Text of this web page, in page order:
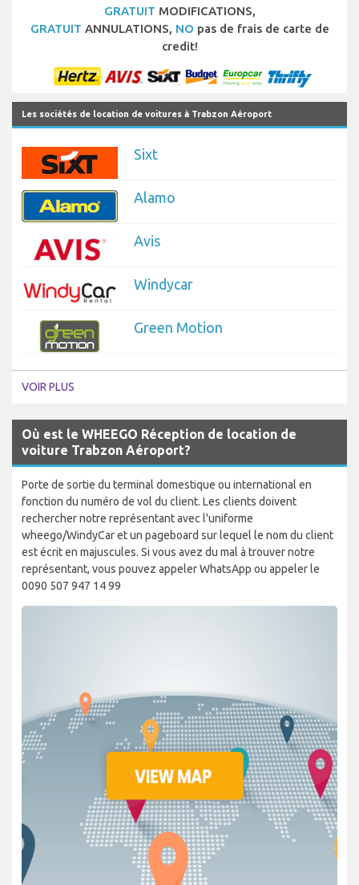
GRATUIT MODIFICATIONS,
GRATUIT ANNULATIONS, NO pas de frais de carte de
credit!
Les sociétés de location de voitures à Trabzon Aéroport
Sixt
Alamo
Avis
Windycar
Green Motion
VOIR PLUS
Où est le WHEEGO Réception de location de
voiture Trabzon Aéroport?
Porte de sortie du terminal domestique ou international en
fonction du numéro de vol du client. Les clients doivent
rechercher notre représentant avec l'uniforme
wheego/WindyCar et un pageboard sur lequel le nom du client
est écrit en majuscules. Si vous avez du mal à trouver notre
représentant, vous pouvez appeler WhatsApp ou appeler le
0090 507 947 14 99